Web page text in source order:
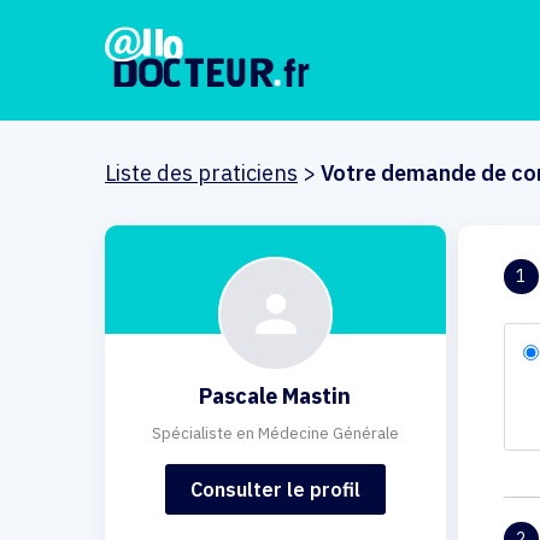
Liste des praticiens > Votre demande de
Pascale Mastin
Spécialiste en Médecine Générale
Consulter le profil
1